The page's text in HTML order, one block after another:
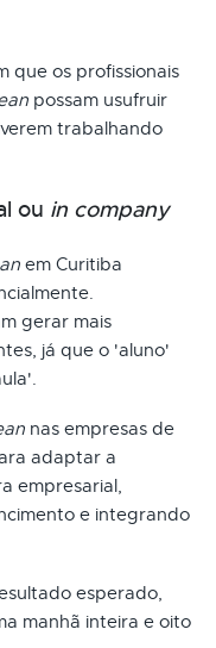
que os profissionais
possam usufruir
trabalhando
ou in company
em Curitiba
gerar mais
já que o 'aluno'
nas empresas de
adaptar a
empresarial,
e integrando
esperado,
manhã inteira e oito